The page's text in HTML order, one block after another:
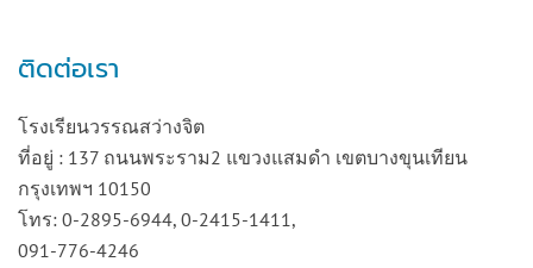
ติดต่อเรา
โรงเรียนวรรณสว่างจิต
ที่อยู่ : 137 ถนนพระราม2 แขวงแสมดำ เขตบางขุนเทียน
กรุงเทพฯ 10150
โทร: 0-2895-6944, 0-2415-1411,
091-776-4246